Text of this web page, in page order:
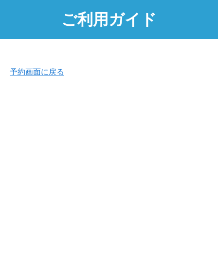
ご利用ガイド
予約画面に戻る